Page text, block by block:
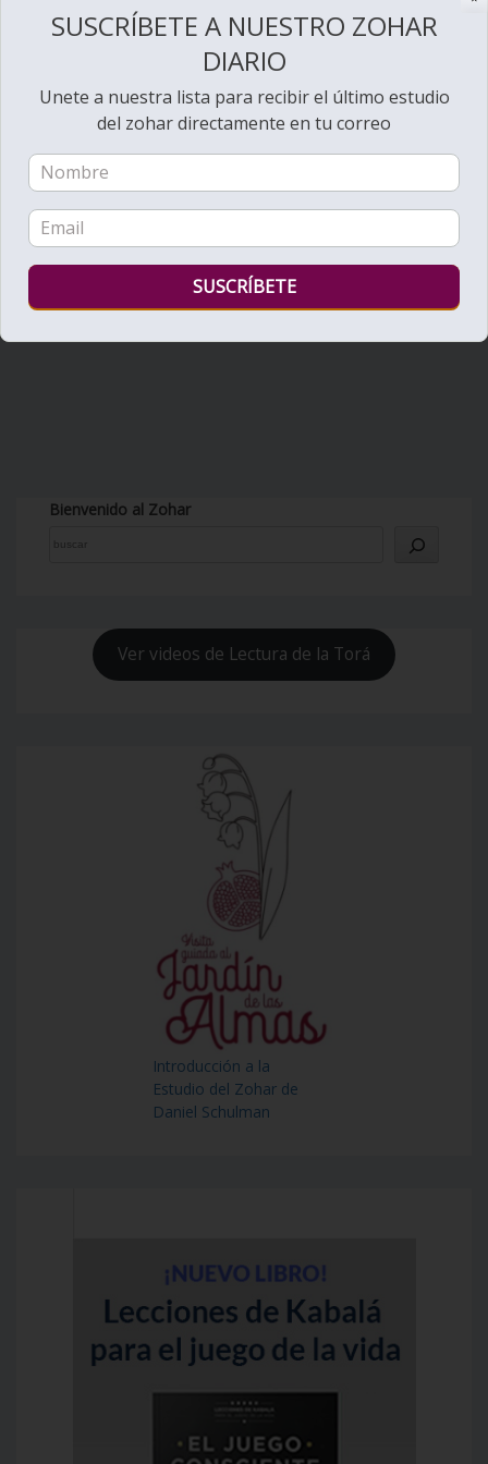
Bienvenido al Zohar
Ver videos de Lectura de la Torá
Introducción a la
Estudio del Zohar de
Daniel Schulman
SUSCRÍBETE A NUESTRO ZOHAR
DIARIO
Unete a nuestra lista para recibir el último estudio
del zohar directamente en tu correo